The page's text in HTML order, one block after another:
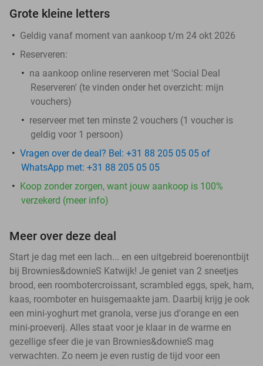
Grote kleine letters
Geldig vanaf moment van aankoop t/m 24 okt 2026
Reserveren:
na aankoop online reserveren met 'Social Deal
Reserveren' (te vinden onder het overzicht: mijn
vouchers)
reserveer met ten minste 2 vouchers (1 voucher is
geldig voor 1 persoon)
Vragen over de deal? Bel: +31 88 205 05 05 of
WhatsApp met: +31 88 205 05 05
Koop zonder zorgen, want jouw aankoop is 100%
verzekerd (meer info)
Meer over deze deal
Start je dag met een lach... en een uitgebreid boerenontbijt
bij Brownies&downieS Katwijk! Je geniet van 2 sneetjes
brood, een roombotercroissant, scrambled eggs, spek, ham,
kaas, roomboter en huisgemaakte jam. Daarbij krijg je ook
een mini-yoghurt met granola, verse jus d'orange en een
mini-proeverij. Alles staat voor je klaar in de warme en
gezellige sfeer die je van Brownies&downieS mag
verwachten. Zo neem je even rustig de tijd voor een